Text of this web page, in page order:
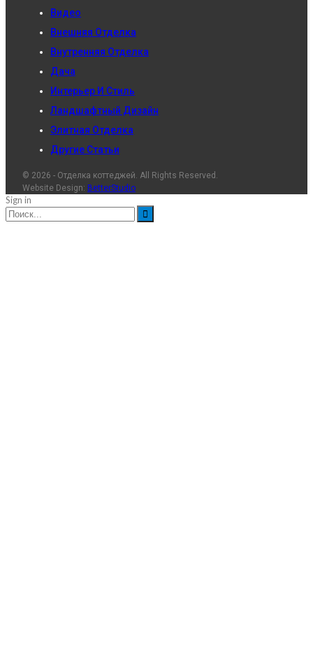
Видео
Внешняя Отделка
Внутренняя Отделка
Дача
Интерьер И Стиль
Ландшафтный Дизайн
Элитная Отделка
Другие Статьи
© 2026 - Отделка коттеджей. All Rights Reserved.
Website Design: BetterStudio
Sign in